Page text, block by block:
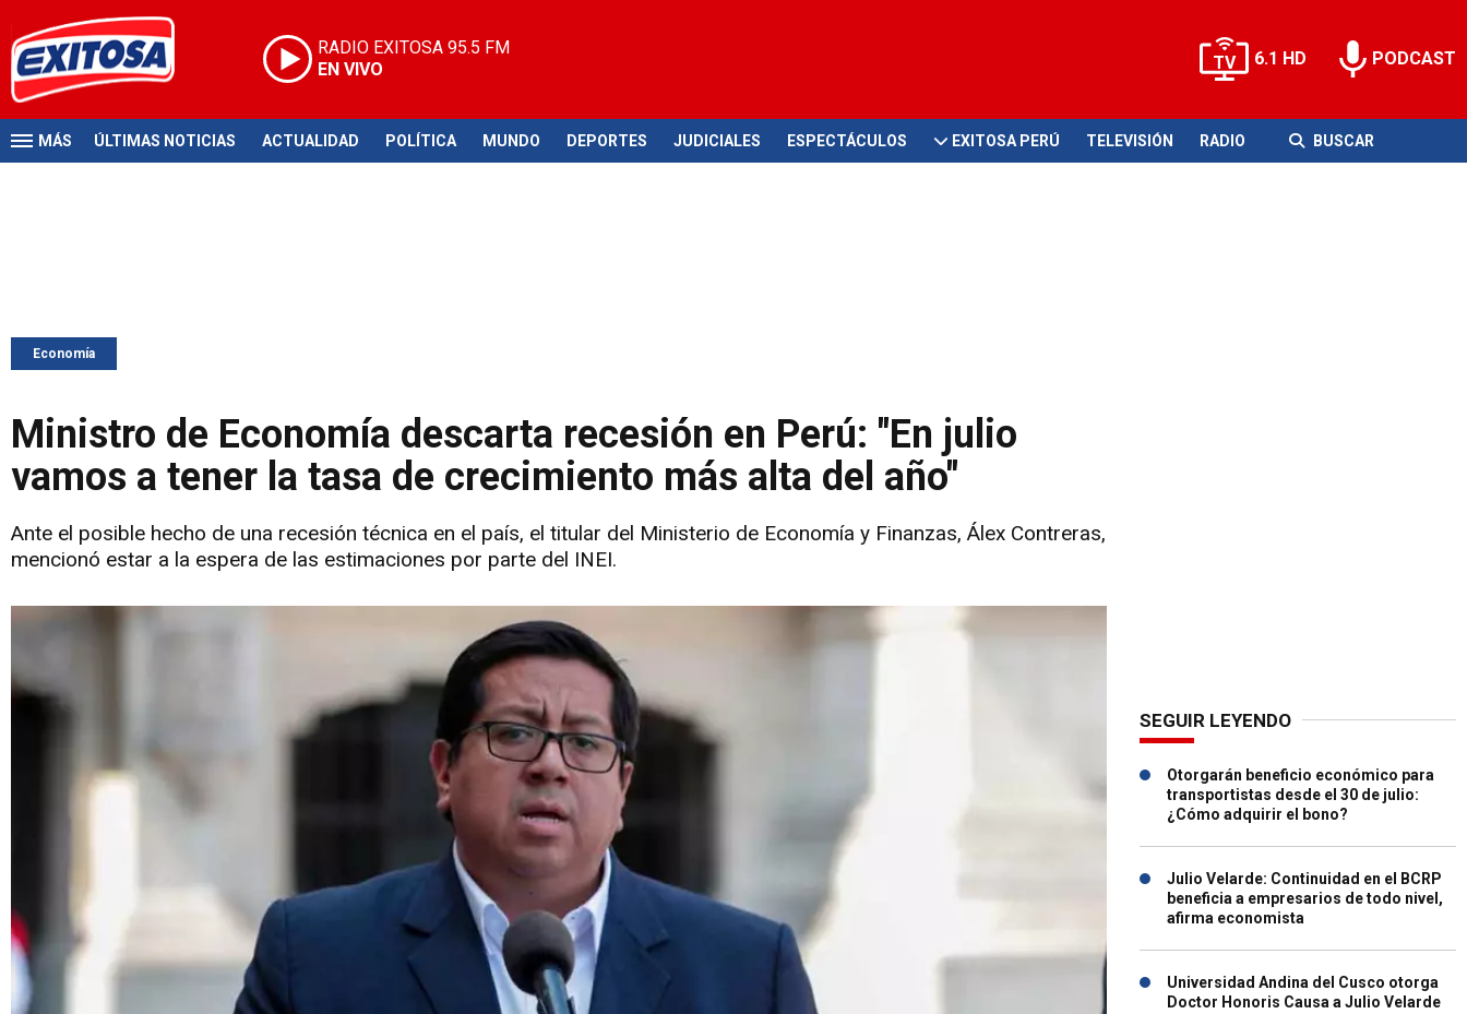
RADIO EXITOSA 95.5 FM
EN VIVO
6.1 HD PODCAST
MÁS ÚLTIMAS NOTICIAS ACTUALIDAD POLÍTICA MUNDO DEPORTES JUDICIALES ESPECTÁCULOS EXITOSA PERÚ TELEVISIÓN RADIO BUSCAR
Economía
Ministro de Economía descarta recesión en Perú: "En julio
vamos a tener la tasa de crecimiento más alta del año"
Ante el posible hecho de una recesión técnica en el país, el titular del Ministerio de Economía y Finanzas, Álex Contreras,
mencionó estar a la espera de las estimaciones por parte del INEI.
SEGUIR LEYENDO
Otorgarán beneficio económico para
transportistas desde el 30 de julio:
¿Cómo adquirir el bono?
Julio Velarde: Continuidad en el BCRP
beneficia a empresarios de todo nivel,
afirma economista
Universidad Andina del Cusco otorga
Doctor Honoris Causa a Julio Velarde